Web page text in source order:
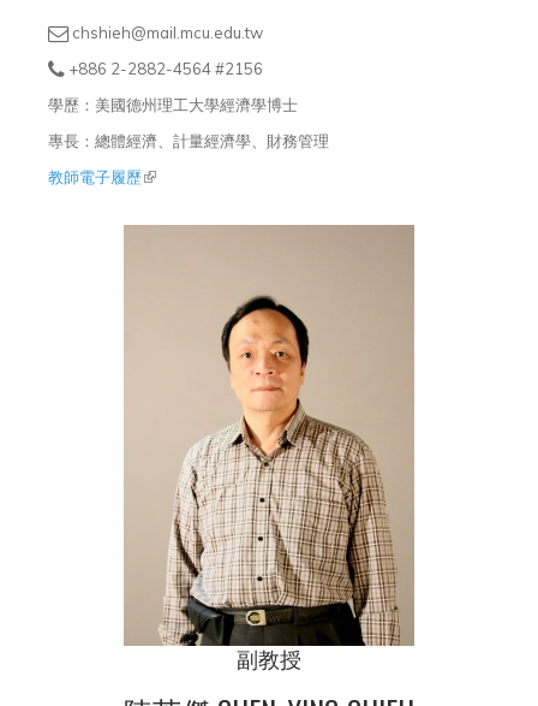
chshieh@mail.mcu.edu.tw
+886 2-2882-4564 #2156
學歷：美國德州理工大學經濟學博士
專長：總體經濟、計量經濟學、財務管理
教師電子履歷(link is external)
副教授